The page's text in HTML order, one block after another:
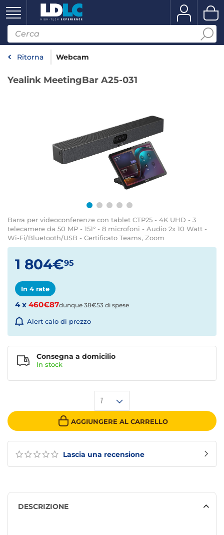
Ritorna Webcam
Yealink MeetingBar A25-031
Barra per videoconferenze con tablet CTP25 - 4K UHD - 3
telecamere da 50 MP - 151° - 8 microfoni - Audio 2x 10 Watt -
Wi-Fi/Bluetooth/USB - Certificato Teams, Zoom
Lascia una recensione
1 804€95
In 4 rate
4 x 460€87dunque 38€53 di spese
Alert calo di prezzo
1
AGGIUNGERE AL CARRELLO
Consegna a domicilio
In stock
DESCRIZIONE